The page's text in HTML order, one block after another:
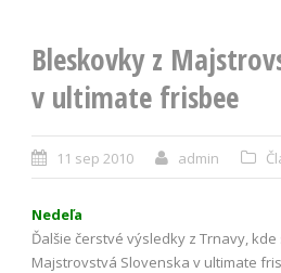
Bleskovky z
v ultimate frisbee
11 sep 2010 admin
Nedeľa
Ďalšie čerstvé výsledky z Trnavy,
Majstrovstvá Slovenska v ultimate